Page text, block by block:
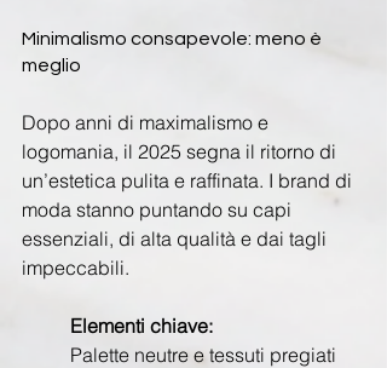
Minimalismo consapevole: meno è
meglio
Dopo anni di maximalismo e
logomania, il 2025 segna il ritorno di
un’estetica pulita e raffinata. I brand di
moda stanno puntando su capi
essenziali, di alta qualità e dai tagli
impeccabili.
Elementi chiave:
Palette neutre e tessuti pregiati